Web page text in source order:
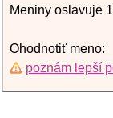
Meniny oslavuje
Ohodnotiť meno:
poznám lepší